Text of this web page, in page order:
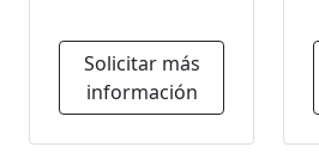
Solicitar más
información